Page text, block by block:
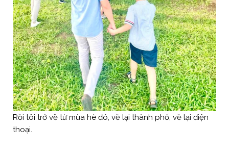
Rồi tôi trở về từ mùa hè đó, về lại thành phố, về lại điện
thoại.